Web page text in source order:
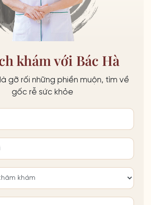
khám với Bác Hà
gỡ rối những phiền muộn, tìm về
gốc rễ sức khỏe